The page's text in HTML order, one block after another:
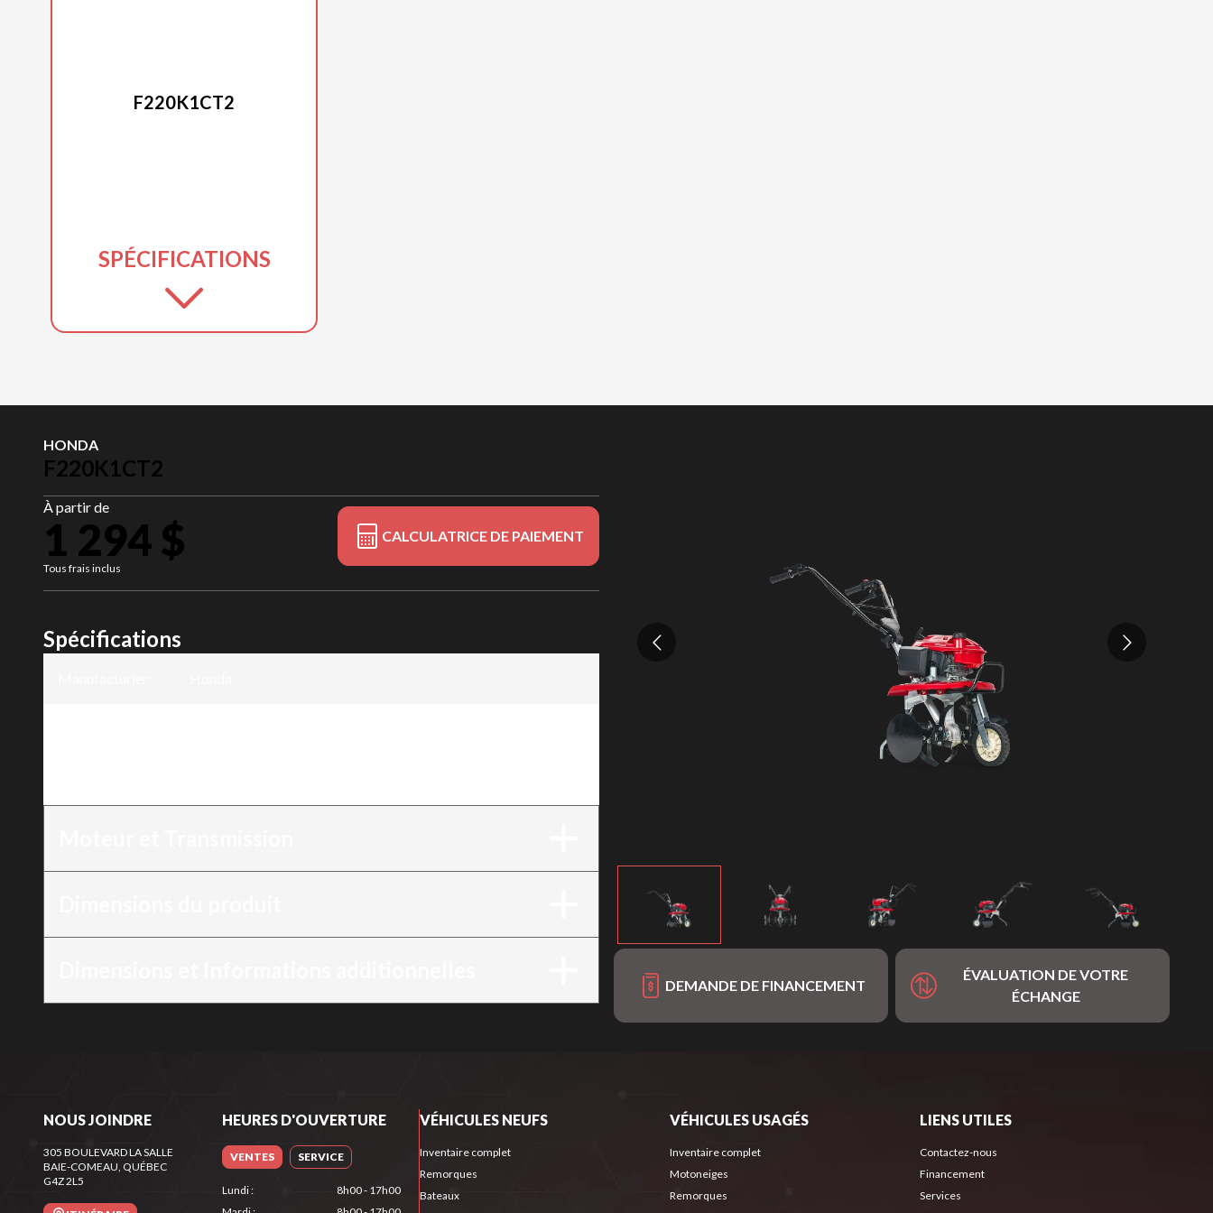
F220K1CT2
SPÉCIFICATIONS
HONDA
F220K1CT2
À partir de
1 294 $
Tous frais inclus
CALCULATRICE DE PAIEMENT
DEMANDE DE FINANCEMENT
ÉVALUATION DE VOTRE
ÉCHANGE
Spécifications
NOUS JOINDRE
305 BOULEVARD LA SALLE
BAIE-COMEAU, QUÉBEC
G4Z 2L5
HEURES D'OUVERTURE
VENTES SERVICE
Lundi:
8h00 - 17h00
VÉHICULES NEUFS
Inventaire complet
Remorques
Bateaux
VÉHICULES USAGÉS
Inventaire complet
Motoneiges
Remorques
LIENS UTILES
Contactez-nous
Financement
Services